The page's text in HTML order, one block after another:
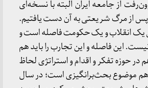
از جامعه ایران البته با نسخه‌ای
از مرگ شریعتی به آن دست یافتیم.
یک انقلاب و یک حکومت فاصله است و
این فاصله و این تجارب را باید هم
در حوزه تفکر و اقدام و استراتژی لحاظ
موضوع بحث‌برانگیزی است؛ در سال